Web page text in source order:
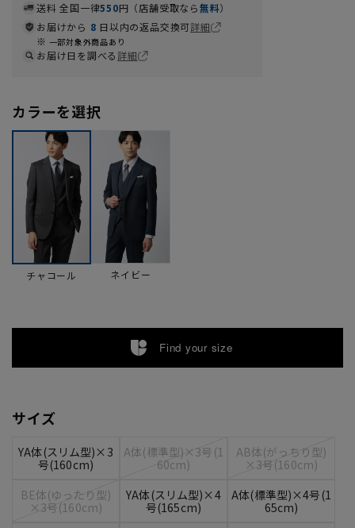
送料 全国一律550円（店舗受取なら無料）
お届けから 8 日以内の返品交換可詳細
一部対象外商品あり
お届け日を調べる詳細
カラーを選択
チャコール ネイビー
Find your size
サイズ
YA体(スリム型)×3
号(160cm)
A体(標準型)×3号(1
60cm)
AB体(がっちり型)
×3号(160cm)
BE体(ゆったり型)
×3号(160cm)
YA体(スリム型)×4
号(165cm)
A体(標準型)×4号(1
65cm)